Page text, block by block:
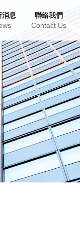
消息
聯絡我們
Contact Us